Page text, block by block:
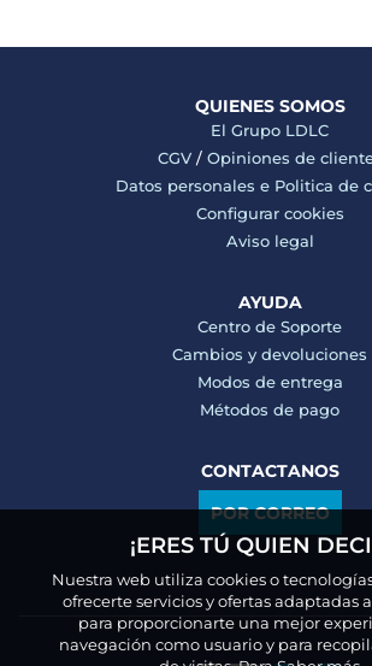
QUIENES SOMOS
El Grupo LDLC
CGV/ Opiniones de
Datos personales e Politica de
Configurar cookies
Aviso legal
AYUDA
Centro de Soporte
Cambios y devoluciones
Modos de entrega
Métodos de pago
CONTACTANOS
POR CORREO
¡ERES TÚ QUIEN
Nuestra web utiliza cookies o
ofrecerte servicios y ofertas adaptadas
para proporcionarte una mejor
navegación como usuario y para